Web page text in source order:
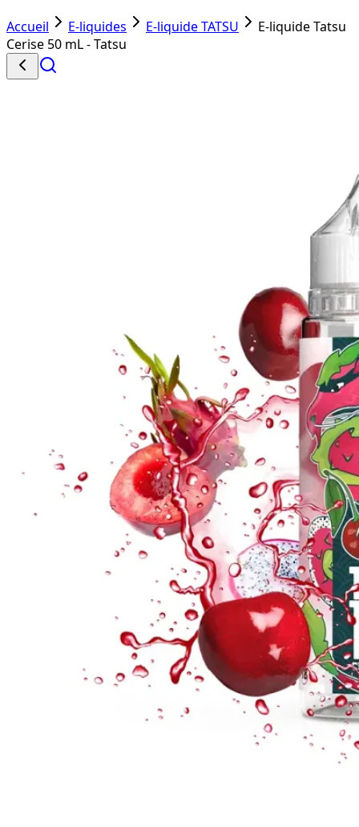
Accueil E-liquides E-liquide TATSU
E-liquide Tatsu
Cerise 50 mL - Tatsu